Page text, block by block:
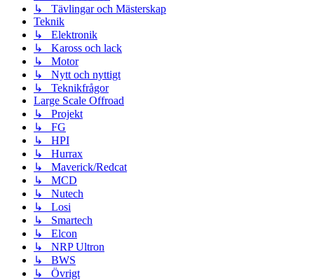
↳ Tävlingar och Mästerskap
Teknik
↳ Elektronik
↳ Kaross och lack
↳ Motor
↳ Nytt och nyttigt
↳ Teknikfrågor
Large Scale Offroad
↳ Projekt
↳ FG
↳ HPI
↳ Hurrax
↳ Maverick/Redcat
↳ MCD
↳ Nutech
↳ Losi
↳ Smartech
↳ Elcon
↳ NRP Ultron
↳ BWS
↳ Övrigt